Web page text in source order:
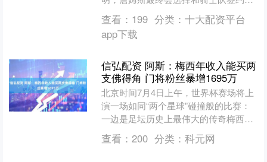
不过钱的问题始终绕不开，而且是个挺
大的障....
查看： 199 分类： 十大配资平台
app下载
信弘配资 阿斯：梅西年收入能买两
支佛得角 门将粉丝暴增1695万
北京时间7月4日上午，世界杯赛场将上
演一场如同“两个星球”碰撞般的比赛：
一边是足坛历史上最伟大的传奇梅西，
另一边则是本届世界杯32强战中最大的
黑马——佛得角。 ....
查看： 200 分类： 科元网